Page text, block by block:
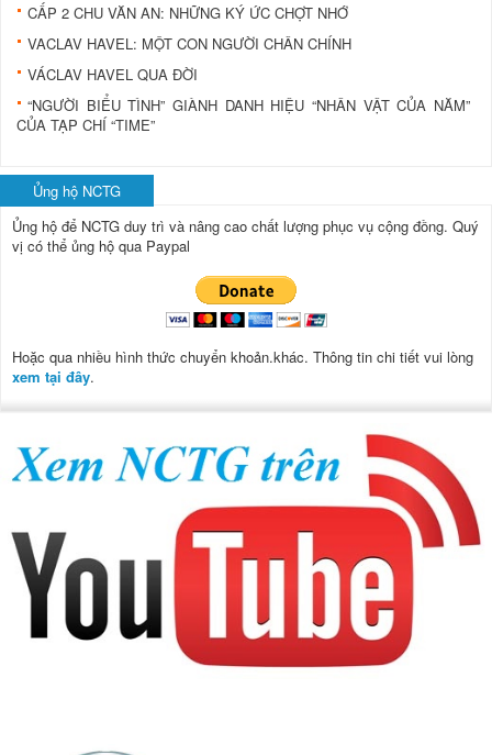
CẤP 2 CHU VĂN AN: NHỮNG KÝ ỨC CHỢT NHỚ
VACLAV HAVEL: MỘT CON NGƯỜI CHÂN CHÍNH
VÁCLAV HAVEL QUA ÐỜI
“NGƯỜI BIỂU TÌNH” GIÀNH DANH HIỆU “NHÂN VẬT CỦA NĂM”
CỦA TẠP CHÍ “TIME”
Ủng hộ NCTG
Ủng hộ để NCTG duy trì và nâng cao chất lượng phục vụ cộng đồng. Quý
vị có thể ủng hộ qua Paypal
Hoặc qua nhiều hình thức chuyển khoản.khác. Thông tin chi tiết vui lòng
xem tại đây.